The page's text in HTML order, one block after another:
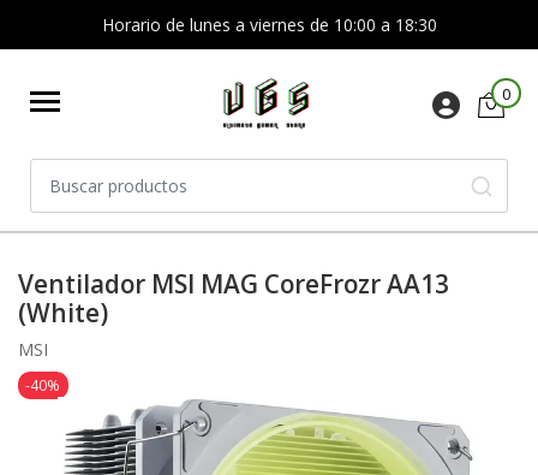
Horario de lunes a viernes de 10:00 a 18:30
0
Ventilador MSI MAG CoreFrozr AA13
(White)
MSI
-40%